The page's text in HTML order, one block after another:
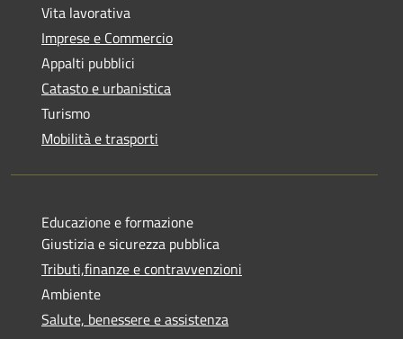
Vita lavorativa
Imprese e Commercio
Appalti pubblici
Catasto e urbanistica
Turismo
Mobilità e trasporti
Educazione e formazione
Giustizia e sicurezza pubblica
Tributi,finanze e contravvenzioni
Ambiente
Salute, benessere e assistenza